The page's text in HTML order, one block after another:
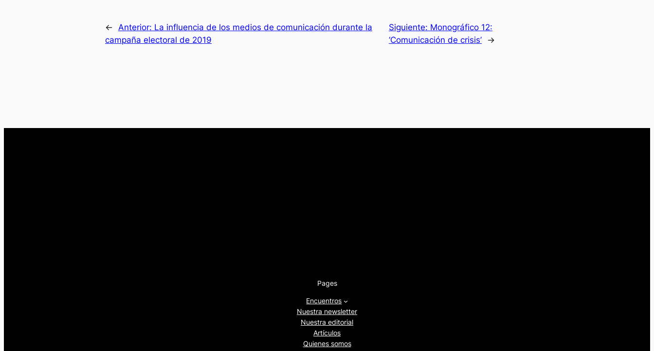
← Anterior: La influencia de los medios de comunicación durante la
campaña electoral de 2019
Siguiente: Monográfico 12:
‘Comunicación de crisis’
→
Pages
Encuentros
Nuestra newsletter
Nuestra editorial
Artículos
Quienes somos